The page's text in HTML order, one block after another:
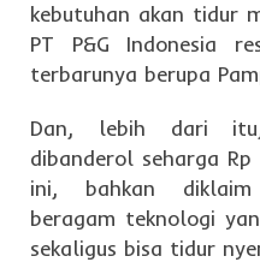
kebutuhan akan tidur
PT P&G Indonesia
terbarunya berupa
Dan, lebih dari
dibanderol seharga
ini, bahkan diklaim
beragam teknologi
sekaligus bisa tidur